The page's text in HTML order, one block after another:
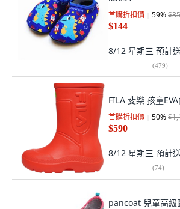
首購折扣價 59%
$144
8/12 星期三 預計
(479)
FILA 斐樂 孩童
首購折扣價 50%
$590
8/12 星期三 預計
(74)
pancoat 兒童高級